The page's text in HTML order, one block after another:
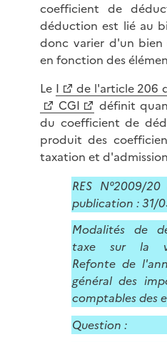
coefficient de
déduction est lié au
donc varier d'un
en fonction des
Le I de l'article 206
CGI
définit
du coefficient de
produit des
taxation et
RES N°2009/
publication : 31/
Modalités de
taxe sur la
Refonte de
général des
comptables des
Question :